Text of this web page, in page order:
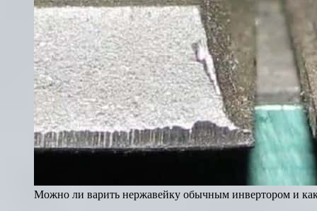
Можно ли варить нержавейку обычным инвертором и